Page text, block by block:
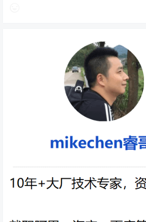
6.Spring Cloud Config
配置中心，利用git集中管理程序的配置。
7.Spring Cloud Bus
传播状态变化，可与Spring Cloud
8.Spring Cloud Ribbon